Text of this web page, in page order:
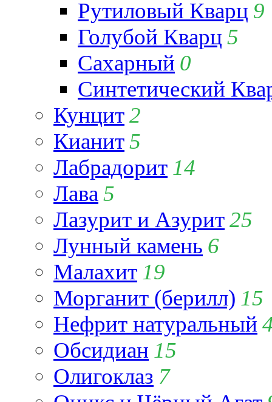
Рутиловый Кварц 9
Голубой Кварц 5
Сахарный 0
Синтетический
Кунцит2
Кианит5
Лабрадорит 14
Лава 5
Лазурит и Азурит25
Лунный камень 6
Малахит 19
Морганит (берилл) 15
Нефрит натуральный
Обсидиан 15
Олигоклаз 7